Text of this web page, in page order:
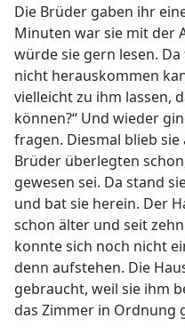
Die Brüder gaben ihr
Minuten war sie mit der
würde sie gern lesen.
nicht herauskommen
vielleicht zu ihm lassen,
können?“ Und wieder
fragen. Diesmal blieb
Brüder überlegten
gewesen sei. Da stand
und bat sie herein. Der
schon älter und seit
konnte sich noch nicht
denn aufstehen. Die
gebraucht, weil sie ihm
das Zimmer in Ordnung